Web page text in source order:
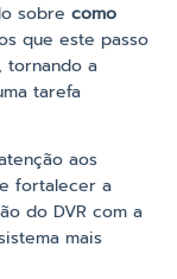
sobre como
que este passo
tornando a
tarefa
aos
fortalecer a
do DVR com a
mais